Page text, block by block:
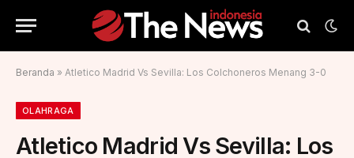
Beranda » Atletico Madrid Vs Sevilla: Los Colchoneros Menang 3-0
OLAHRAGA
Atletico Madrid Vs Sevilla: Los